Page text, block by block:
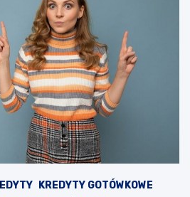
KREDYTY GOTÓWKOWE